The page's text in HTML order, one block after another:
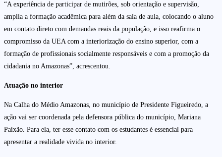
“A experiência de participar de mutirões, sob orientação e supervisão,
amplia a formação acadêmica para além da sala de aula, colocando o aluno
em contato direto com demandas reais da população, e isso reafirma o
compromisso da UEA com a interiorização do ensino superior, com a
formação de profissionais socialmente responsáveis e com a promoção da
cidadania no Amazonas”, acrescentou.
Atuação no interior
Na Calha do Médio Amazonas, no município de Presidente Figueiredo, a
ação vai ser coordenada pela defensora pública do município, Mariana
Paixão. Para ela, ter esse contato com os estudantes é essencial para
apresentar a realidade vivida no interior.